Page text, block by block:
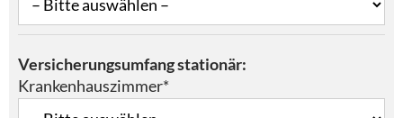
Versicherungsumfang stationär:
Krankenhauszimmer*